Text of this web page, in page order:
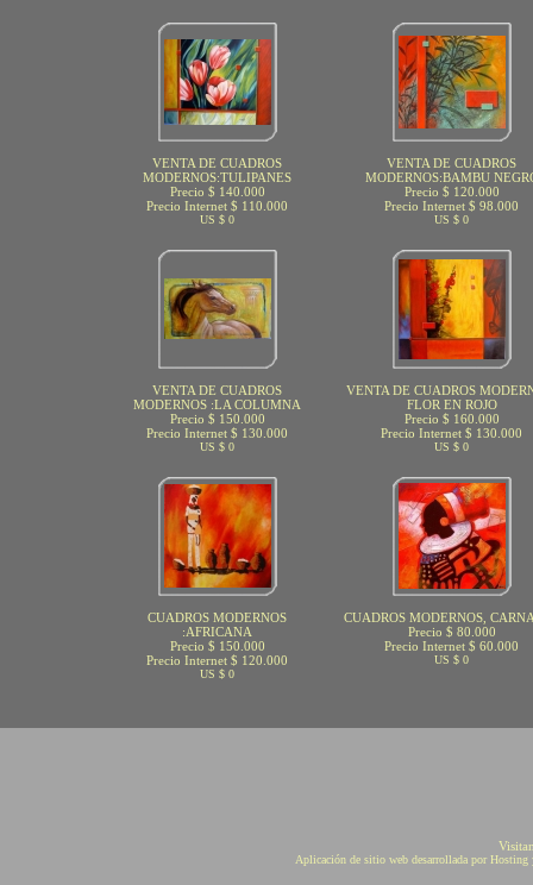
VENTA DE CUADROS
MODERNOS:TULIPANES
Precio $ 140.000
Precio Internet $ 110.000
US $ 0
VENTA DE CUADROS
MODERNOS:BAMBU
Precio $ 120.000
Precio Internet $ 98.000
US $ 0
VENTA DE CUADROS
MODERNOS :LA COLUMNA
Precio $ 150.000
Precio Internet $ 130.000
US $ 0
VENTA DE CUADROS
FLOR EN ROJO
Precio $ 160.000
Precio Internet $ 130.000
US $ 0
CUADROS MODERNOS
:AFRICANA
Precio $ 150.000
Precio Internet $ 120.000
US $ 0
CUADROS MODERNOS,
Precio $ 80.000
Precio Internet $ 60.000
US $ 0
Aplicación de sitio web desarrollada por